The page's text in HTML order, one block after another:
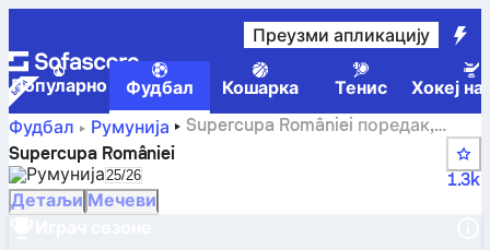
Преузми апликацију
Популарно Фудбал Кошарка Тенис
Хокеј
Фудбал
Румунија
Supercupa României поредак,
кола, резултати и статистике
Supercupa României
РумунијаSelect season in unique tournament header
25/26
1.3k
Детаљи Мечеви